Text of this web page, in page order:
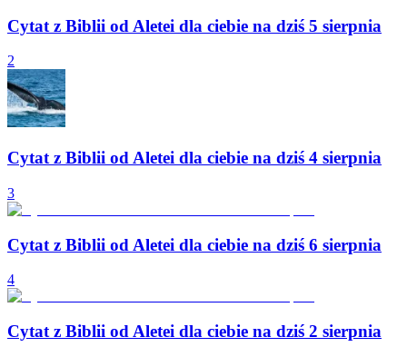
Cytat z Biblii od Aletei dla ciebie na dziś 5 sierpnia
2
Cytat z Biblii od Aletei dla ciebie na dziś 4 sierpnia
3
Cytat z Biblii od Aletei dla ciebie na dziś 6 sierpnia
4
Cytat z Biblii od Aletei dla ciebie na dziś 2 sierpnia